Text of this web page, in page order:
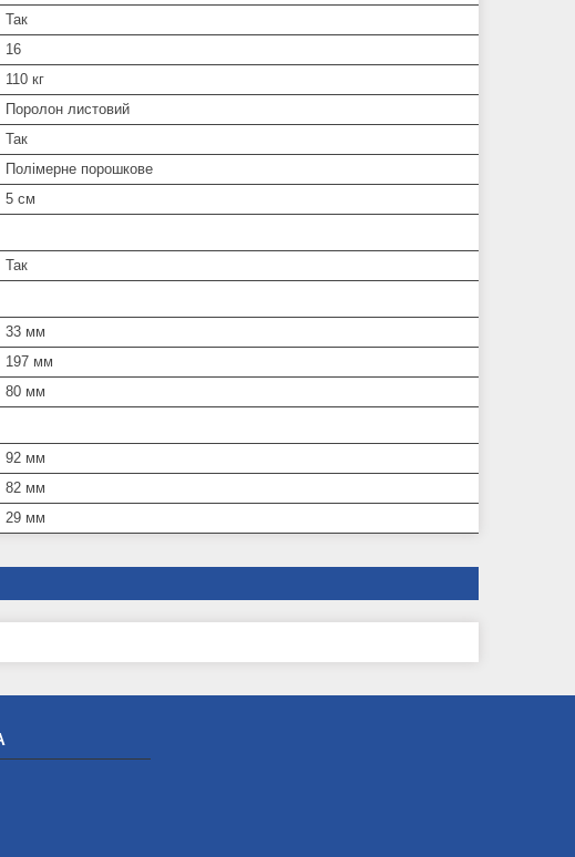
Так
16
110 кг
Поролон листовий
Так
Полімерне порошкове
5 см
Так
33 мм
197 мм
80 мм
92 мм
82 мм
29 мм